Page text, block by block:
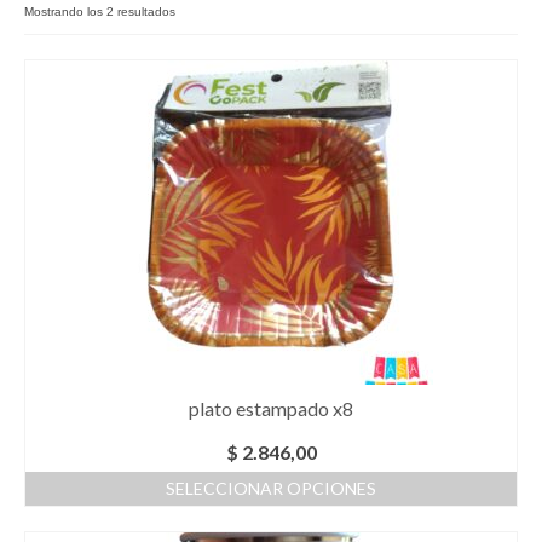
Finalizar compra
Mostrando los 2 resultados
plato estampado x8
$ 2.846,00
SELECCIONAR OPCIONES